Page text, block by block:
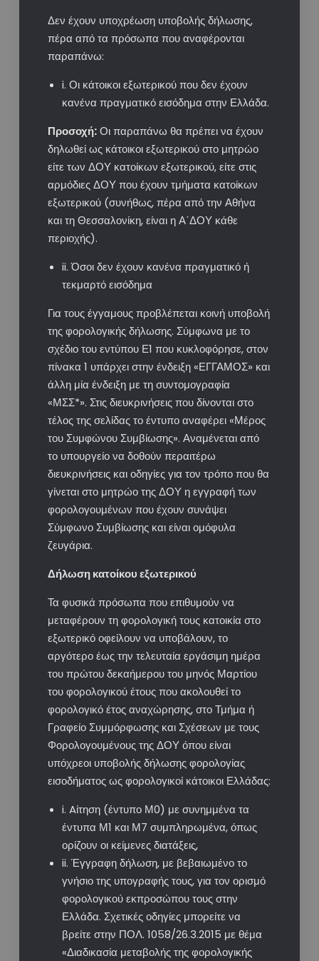
Δεν έχουν υποχρέωση υποβολής δήλωσης,
πέρα από τα πρόσωπα που αναφέρονται
παραπάνω:
i. Οι κάτοικοι εξωτερικού που δεν έχουν
κανένα πραγματικό εισόδημα στην Ελλάδα.
Προσοχή:Οι παραπάνω θα πρέπει να έχουν
δηλωθεί ως κάτοικοι εξωτερικού στο μητρώο
είτε των ΔΟΥ κατοίκων εξωτερικού, είτε στις
αρμόδιες ΔΟΥ που έχουν τμήματα κατοίκων
εξωτερικού (συνήθως, πέρα από την Αθήνα
και τη Θεσσαλονίκη, είναι η Α΄ΔΟΥ κάθε
περιοχής).
ii. Όσοι δεν έχουν κανένα πραγματικό ή
τεκμαρτό εισόδημα
Για τους έγγαμους προβλέπεται κοινή υποβολή
της φορολογικής δήλωσης. Σύμφωνα με το
σχέδιο του εντύπου Ε1 που κυκλοφόρησε, στον
πίνακα 1 υπάρχει στην ένδειξη «ΕΓΓΑΜΟΣ» και
άλλη μία ένδειξη με τη συντομογραφία
«ΜΣΣ*». Στις διευκρινήσεις που δίνονται στο
τέλος της σελίδας το έντυπο αναφέρει «Μέρος
του Συμφώνου Συμβίωσης». Αναμένεται από
το υπουργείο να δοθούν περαιτέρω
διευκρινήσεις και οδηγίες για τον τρόπο που θα
γίνεται στο μητρώο της ΔΟΥ η εγγραφή των
φορολογουμένων που έχουν συνάψει
Σύμφωνο Συμβίωσης και είναι ομόφυλα
ζευγάρια.
Δήλωση κατοίκου εξωτερικού
Τα φυσικά πρόσωπα που επιθυμούν να
μεταφέρουν τη φορολογική τους κατοικία στο
εξωτερικό οφείλουν να υποβάλουν, το
αργότερο έως την τελευταία εργάσιμη ημέρα
του πρώτου δεκαήμερου του μηνός Μαρτίου
του φορολογικού έτους που ακολουθεί το
φορολογικό έτος αναχώρησης, στο Τμήμα ή
Γραφείο Συμμόρφωσης και Σχέσεων με τους
Φορολογουμένους της ΔΟΥ όπου είναι
υπόχρεοι υποβολής δήλωσης φορολογίας
εισοδήματος ως φορολογικοί κάτοικοι Ελλάδας:
i. Aίτηση (έντυπο Μ0) με συνημμένα τα
έντυπα Μ1 και Μ7 συμπληρωμένα, όπως
ορίζουν οι κείμενες διατάξεις,
ii. Έγγραφη δήλωση, με βεβαιωμένο το
γνήσιο της υπογραφής τους, για τον ορισμό
φορολογικού εκπροσώπου τους στην
Ελλάδα. Σχετικές οδηγίες μπορείτε να
βρείτε στην ΠΟΛ. 1058/26.3.2015 με θέμα
«Διαδικασία μεταβολής της φορολογικής